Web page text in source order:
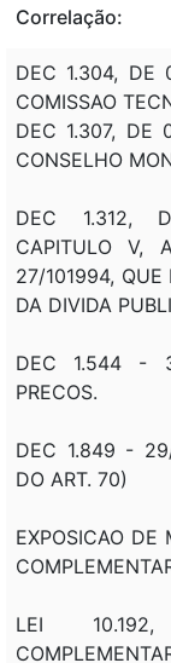
Correlação:
DEC 1.304, DE
COMISSAO
DEC 1.307, DE
CONSELHO
DEC 1.312,
CAPITULO V,
27/101994, QUE
DA DIVIDA
DEC 1.544 -
PRECOS.
DEC 1.849 -
DO ART. 70)
EXPOSICAO
LEI